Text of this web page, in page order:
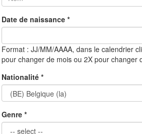
Date de naissance *
Format : JJ/MM/AAAA, dans le calendrier
pour changer de mois ou 2X pour changer
Nationalité *
Genre *